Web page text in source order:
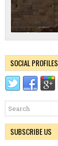
SOCIAL PROFILES
SUBSCRIBE US